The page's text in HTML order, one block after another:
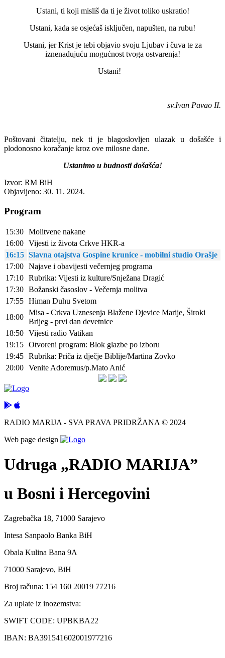
Ustani, ti koji misliš da ti je život toliko uskratio!
Ustani, kada se osjećaš isključen, napušten, na rubu!
Ustani, jer Krist je tebi objavio svoju Ljubav i čuva te za
iznenađujuću mogućnost tvoga ostvarenja!
Ustani!
sv.Ivan Pavao II.
Poštovani čitatelju, nek ti je blagoslovljen ulazak u došašće i
plodonosno koračanje kroz ove milosne dane.
Ustanimo u budnosti došašća!
Izvor: RM BiH
Objavljeno: 30. 11. 2024.
Program
15:30 Molitvene nakane
16:00 Vijesti iz života Crkve HKR-a
16:15 Slavna otajstva Gospine krunice - mobilni studio Orašje
17:00 Najave i obavijesti večernjeg programa
17:10 Rubrika: Vijesti iz kulture/Snježana Dragić
17:30 Božanski časoslov - Večernja molitva
17:55 Himan Duhu Svetom
18:00
Misa - Crkva Uznesenja Blažene Djevice Marije, Široki
Brijeg - prvi dan devetnice
18:50 Vijesti radio Vatikan
19:15 Otvoreni program: Blok glazbe po izboru
19:45 Rubrika: Priča iz dječje Biblije/Martina Zovko
20:00 Venite Adoremus/p.Mato Anić
RADIO MARIJA - SVA PRAVA PRIDRŽANA © 2024
Web page design
Udruga „RADIO MARIJA”
u Bosni i Hercegovini
Zagrebačka 18, 71000 Sarajevo
Intesa Sanpaolo Banka BiH
Obala Kulina Bana 9A
71000 Sarajevo, BiH
Broj računa: 154 160 20019 77216
Za uplate iz inozemstva:
SWIFT CODE: UPBKBA22
IBAN: BA391541602001977216